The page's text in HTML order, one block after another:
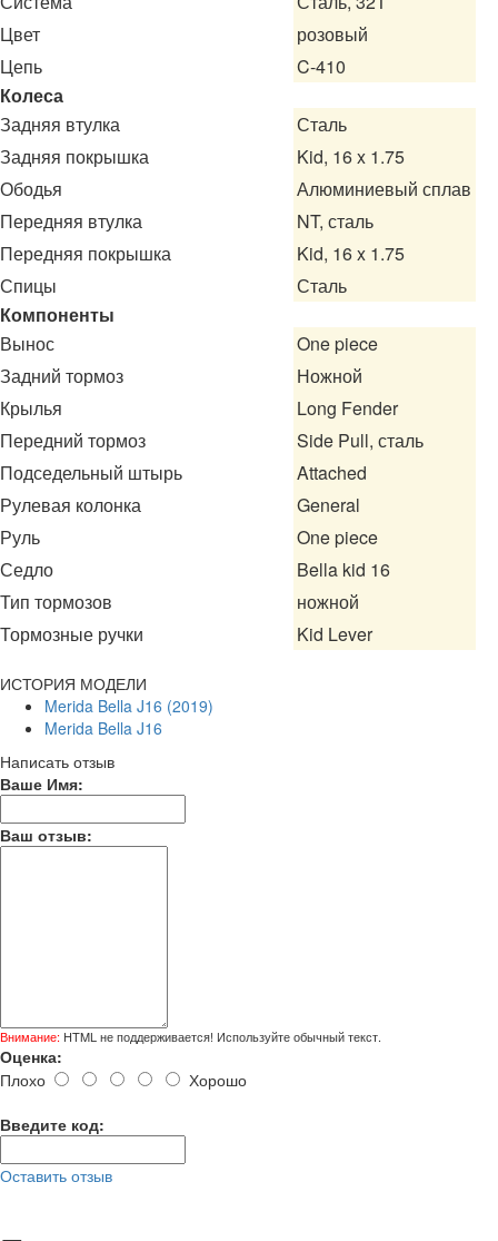
Цвет
розовый
Цепь
C-410
Колеса
Задняя втулка
Сталь
Задняя покрышка
Kid, 16 x 1.75
Ободья
Алюминиевый сплав
Передняя втулка
NT, сталь
Передняя покрышка
Kid, 16 x 1.75
Спицы
Сталь
Компоненты
Вынос
One piece
Задний тормоз
Ножной
Крылья
Long Fender
Передний тормоз
Side Pull, сталь
Подседельный штырь
Attached
Рулевая колонка
General
Руль
One piece
Седло
Bella kid 16
Тип тормозов
ножной
Тормозные ручки
Kid Lever
ИСТОРИЯ МОДЕЛИ
Merida Bella J16 (2019)
Merida Bella J16
Написать отзыв
Ваше Имя:
Ваш отзыв:
Внимание: HTML не поддерживается! Используйте обычный текст.
Оценка:
Плохо
Хорошо
Введите код:
Оставить отзыв